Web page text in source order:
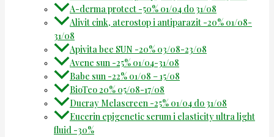
A-derma protect -50% 01/04 do 31/08
Alivit cink, aterostop i antiparazit -20% 01/08-
31/08
Apivita bee SUN -20% 03/08-23/08
Avene sun -25% 01/04-31/08
Babe sun -22% 01/08 – 15/08
BioTeo 20% 05/08-17/08
Ducray Melascreen -25% 01/04 do 31/08
Eucerin epigenetic serum i elasticity ultra light
fluid -30%